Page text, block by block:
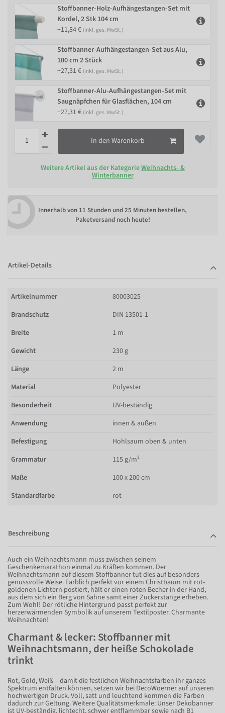
Stoffbanner-Holz-Aufhängestangen-Set mit
Kordel, 2 Stk 104 cm
+11,84 € (inkl. ges. MwSt.)
Stoffbanner-Aufhängestangen-Set aus Alu,
100 cm 2 Stück
+27,31 € (inkl. ges. MwSt.)
Stoffbanner-Alu-Aufhängestangen-Set mit
Saugnäpfchen für Glasflächen, 104 cm
+27,31 € (inkl. ges. MwSt.)
In den Warenkorb
Weitere Artikel aus der KategorieWeihnachts- &
Winterbanner
Innerhalb von 11 Stunden und 25 Minuten bestellen,
Paketversand noch heute!
Artikel-Details
Artikelnummer
80003025
Brandschutz
DIN 13501-1
Breite
1 m
Gewicht
230 g
Länge
2 m
Material
Polyester
Besonderheit
UV-beständig
Anwendung
innen & außen
Befestigung
Hohlsaum oben & unten
Grammatur
115 g/m²
Maße
100 x 200 cm
Standardfarbe
rot
Beschreibung
Auch ein Weihnachtsmann muss zwischen seinem
Geschenkemarathon einmal zu Kräften kommen. Der
Weihnachtsmann auf diesem Stoffbanner tut dies auf besonders
genussvolle Weise. Farblich perfekt vor einem Christbaum mit rot-
goldenen Lichtern postiert, hält er einen roten Becher in der Hand,
aus dem sich ein Berg von Sahne samt einer Zuckerstange erheben.
Zum Wohl! Der rötliche Hintergrund passt perfekt zur
herzerwärmenden Symbolik auf unserem Textilposter. Charmante
Weihnachten!
Charmant & lecker: Stoffbanner mit
Weihnachtsmann, der heiße Schokolade
trinkt
Rot, Gold, Weiß – damit die festlichen Weihnachtsfarben ihr ganzes
Spektrum entfalten können, setzen wir bei DecoWoerner auf unseren
hochwertigen Druck. Voll, satt und leuchtend kommen die Farben
dadurch zur Geltung. Weitere Qualitätsmerkmale: Unser Dekobanner
ist UV-beständig, lichtecht, schwer entflammbar sowie nach B1